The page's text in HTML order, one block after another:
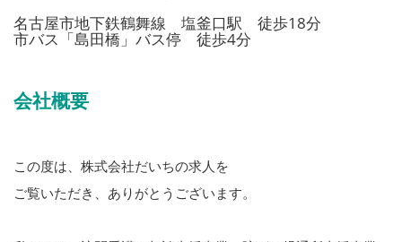
名古屋市地下鉄鶴舞線 塩釜口駅 徒歩18分
市バス「島田橋」バス停 徒歩4分
会社概要
この度は、株式会社だいちの求人を
ご覧いただき、ありがとうございます。